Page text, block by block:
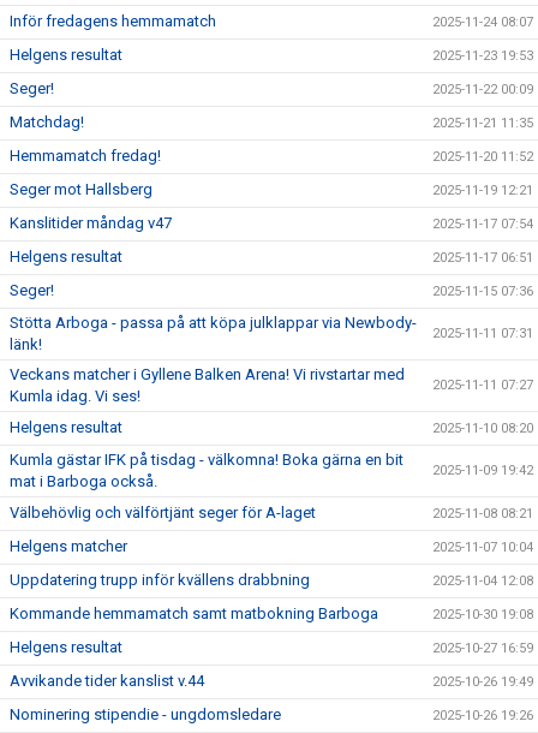
Inför fredagens hemmamatch 2025-11-24 08:07
Helgens resultat 2025-11-23 19:53
Seger! 2025-11-22 00:09
Matchdag! 2025-11-21 11:35
Hemmamatch fredag! 2025-11-20 11:52
Seger mot Hallsberg 2025-11-19 12:21
Kanslitider måndag v47 2025-11-17 07:54
Helgens resultat 2025-11-17 06:51
Seger! 2025-11-15 07:36
Stötta Arboga - passa på att köpa julklappar via Newbody-
länk!
2025-11-11 07:31
Veckans matcher i Gyllene Balken Arena! Vi rivstartar med
Kumla idag. Vi ses!
2025-11-11 07:27
Helgens resultat 2025-11-10 08:20
Kumla gästar IFK på tisdag - välkomna! Boka gärna en bit
mat i Barboga också.
2025-11-09 19:42
Välbehövlig och välförtjänt seger för A-laget 2025-11-08 08:21
Helgens matcher 2025-11-07 10:04
Uppdatering trupp inför kvällens drabbning 2025-11-04 12:08
Kommande hemmamatch samt matbokning Barboga 2025-10-30 19:08
Helgens resultat 2025-10-27 16:59
Avvikande tider kanslist v.44 2025-10-26 19:49
Nominering stipendie - ungdomsledare 2025-10-26 19:26